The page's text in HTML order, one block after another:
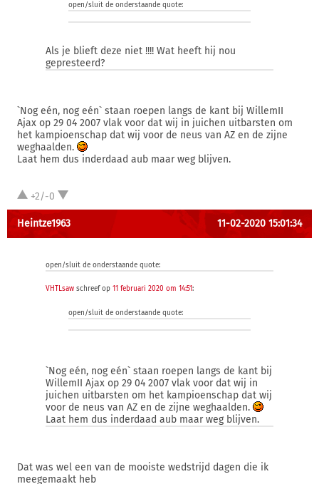
open/sluit de onderstaande quote:
Als je blieft deze niet !!!! Wat heeft hij nou
gepresteerd?
`Nog eén, nog eén` staan roepen langs de kant bij WillemII
Ajax op 29 04 2007 vlak voor dat wij in juichen uitbarsten om
het kampioenschap dat wij voor de neus van AZ en de zijne
weghaalden.
Laat hem dus inderdaad aub maar weg blijven.
+2/-0
Heintze1963 11-02-2020 15:01:34
open/sluit de onderstaande quote:
VHTLsaw schreef op 11 februari 2020 om 14:51:
open/sluit de onderstaande quote:
`Nog eén, nog eén` staan roepen langs de kant bij
WillemII Ajax op 29 04 2007 vlak voor dat wij in
juichen uitbarsten om het kampioenschap dat wij
voor de neus van AZ en de zijne weghaalden.
Laat hem dus inderdaad aub maar weg blijven.
Dat was wel een van de mooiste wedstrijd dagen die ik
meegemaakt heb